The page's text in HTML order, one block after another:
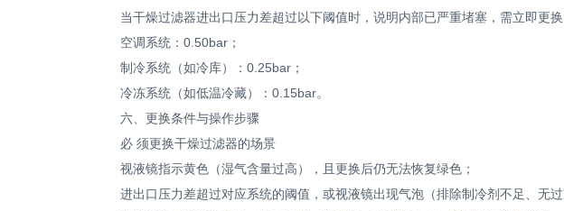
当干燥过滤器进出口压力差超过以下阈值时，说明内部已严重堵塞，需立即更换
空调系统：0.50bar；
制冷系统（如冷库）：0.25bar；
冷冻系统（如低温冷藏）：0.15bar。
六、更换条件与操作步骤
必 须更换干燥过滤器的场景
视液镜指示黄色（湿气含量过高），且更换后仍无法恢复绿色；
进出口压力差超过对应系统的阈值，或视液镜出现气泡（排除制冷剂不足、无过